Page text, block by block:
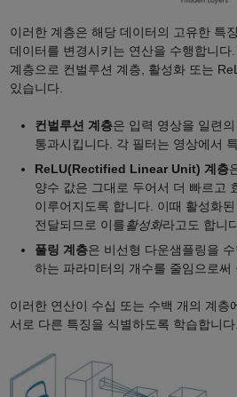
이러한 계층은 해당 데이터의 고유한 특
데이터를 변경시키는 연산을 수행합니다
계층으로 컨벌루션 계층, 활성화 또는
있습니다.
컨벌루션 계층은 입력 영상을 일련
통과시킵니다. 각 필터는 영상에서
ReLU(Rectified Linear Unit) 계층
양수 값은 그대로 두어서 더 빠르고
이루어지도록 합니다. 이때 활성화
전달되므로 이를활성화라고도 합니
풀링 계층은 비선형 다운샘플링을
하는 파라미터의 개수를 줄임으로써
이러한 연산이 수십 또는 수백 개의 계층
서로 다른 특징을 식별하도록 학습합니다.